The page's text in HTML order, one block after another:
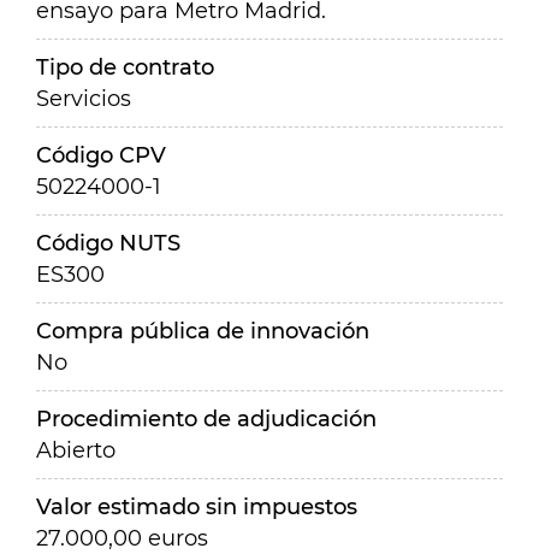
ensayo para Metro Madrid.
Tipo de contrato
Servicios
Código CPV
50224000-1
Código NUTS
ES300
Compra pública de innovación
No
Procedimiento de adjudicación
Abierto
Valor estimado sin impuestos
27.000,00 euros